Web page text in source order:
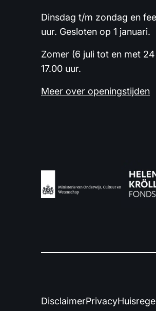
Dinsdag t/m zondag en
uur. Gesloten op 1 januari.
Zomer (6 juli tot en met
17.00 uur.
Meer over openingstijden
DisclaimerPrivacy